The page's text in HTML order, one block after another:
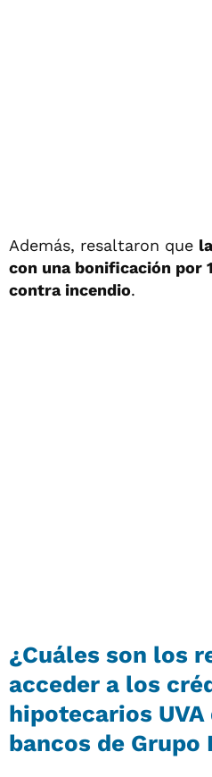
Además, resaltaron que
con una bonificación por
contra incendio.
¿Cuáles son los
acceder a los
hipotecarios
bancos de Grupo